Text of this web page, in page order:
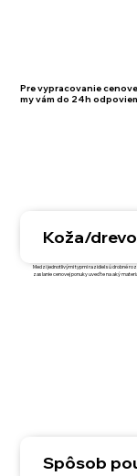
Pre vypracovanie
my vám do 24h
Koža/
Medzi jednotlivými typmi razidiel sú drobné
zaslanie cenovej ponuky uveďte na aký
Spôsob